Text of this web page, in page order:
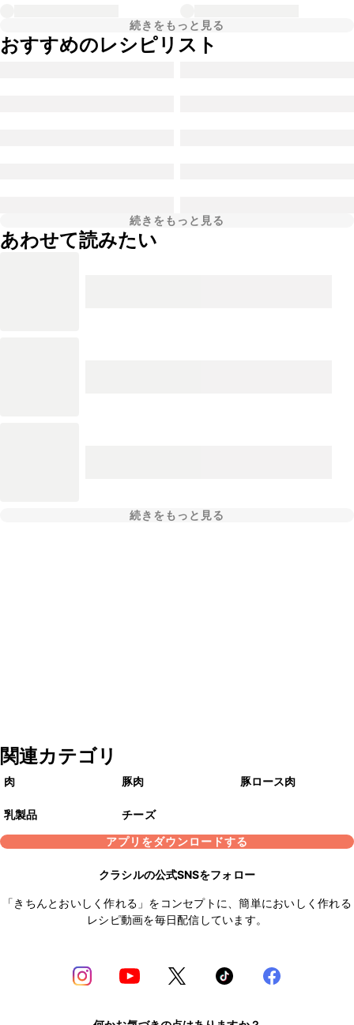
続きをもっと見る
おすすめのレシピリスト
続きをもっと見る
あわせて読みたい
続きをもっと見る
関連カテゴリ
肉 豚肉 豚ロース肉
乳製品
チーズ
アプリをダウンロードする
クラシルの公式SNSをフォロー
「きちんとおいしく作れる」をコンセプトに、簡単においしく作れる
レシピ動画を毎日配信しています。